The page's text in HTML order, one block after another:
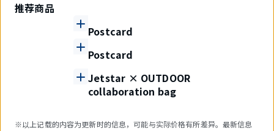
推荐商品
Postcard
Postcard
Jetstar × OUTDOOR
collaboration bag
※以上记载的内容为更新时的信息，可能与实际价格有所差异。最新信息